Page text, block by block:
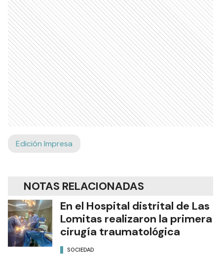
Edición Impresa
NOTAS RELACIONADAS
En el Hospital distrital de Las
Lomitas realizaron la primera
cirugía traumatológica
SOCIEDAD